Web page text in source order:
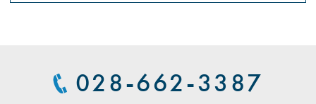
028-662-3387